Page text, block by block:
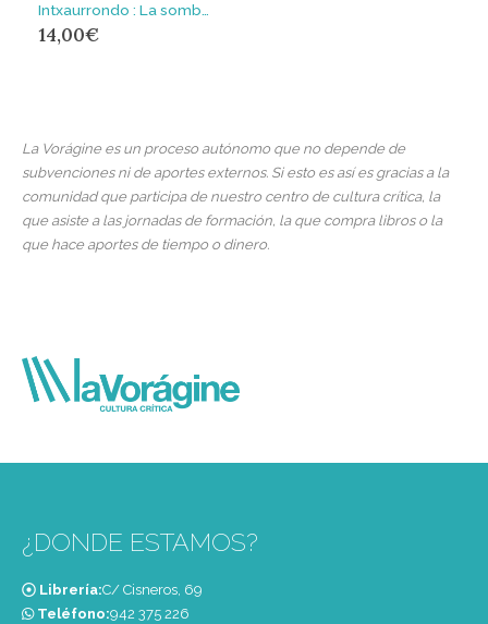
14,00€
La Vorágine es un proceso autónomo que no depende de
subvenciones ni de aportes externos. Si esto es así es gracias a la
comunidad que participa de nuestro centro de cultura crítica, la
que asiste a las jornadas de formación, la que compra libros o la
que hace aportes de tiempo o dinero.
¿DONDE ESTAMOS?
Librería:C/ Cisneros, 69
Teléfono:‭942 375 226‬